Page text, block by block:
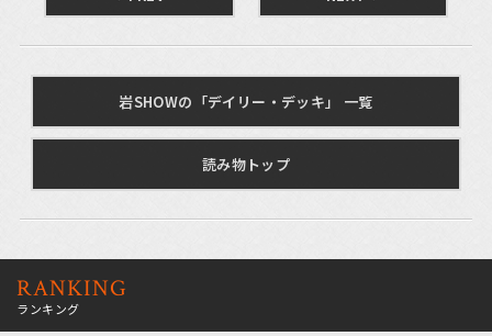
岩SHOWの「デイリー・デッキ」 一覧
読み物トップ
RANKING
ランキング